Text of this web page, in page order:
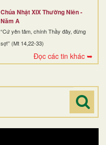
Chúa Nhật XIX Thường Niên -
Năm A
“Cứ yên tâm, chính Thầy đây, đừng
sợ!” (Mt 14,22-33)
Đọc các tin khác ➥